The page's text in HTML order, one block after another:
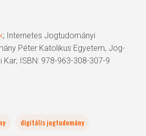
; Internetes Jogtudományi
Péter Katolikus Egyetem, Jog-
Kar; ISBN: 978-963-308-307-9
digitális jogtudomány